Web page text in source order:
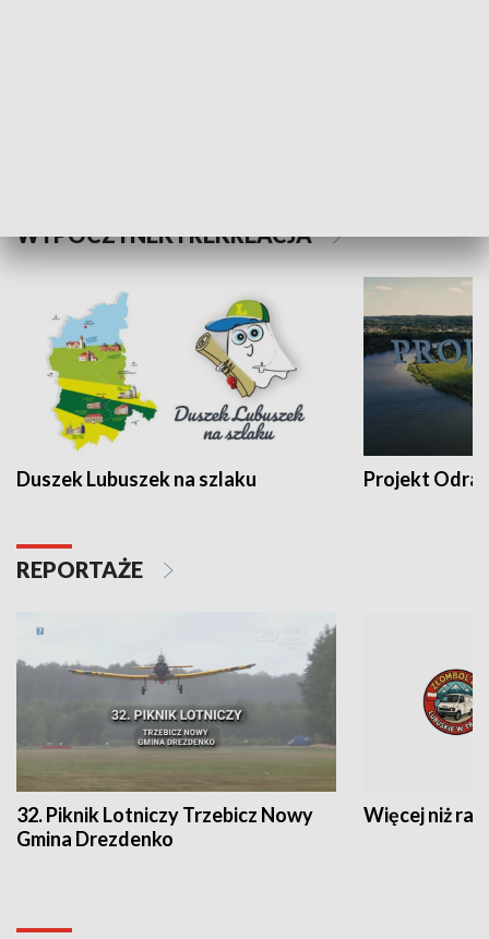
WYPOCZYNEK I REKREACJA
Duszek Lubuszek na szlaku Projekt Odra
REPORTAŻE
32. Piknik Lotniczy Trzebicz Nowy
Gmina Drezdenko
Więcej niż rajd